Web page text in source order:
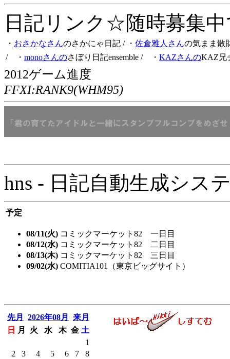
日記リンク☆随時募集
・ おさかなさんのさかにゃ日記 / ・ 佐倉雅人さんの気まま散
/ ・ monoさんのさぼり日記ensemble / ・ KAZさんのKAZ兄
2012ゲーム進度
FFXI:RANK9(WHM95)
hns - 日記自動生成シス
予定
08/11(火) コミックマーケット82 一日目
08/12(水) コミックマーケット82 二日目
08/13(木) コミックマーケット82 三日目
09/02(水) COMITIA101（東京ビッグサイト）
先月 2026年08月
来月
日
月 火 水 木 金 土
1
2
3 4 5 6 7
8